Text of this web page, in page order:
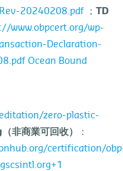
20240208.pdf ； TD
www.obpcert.org/wp-
Declaration-
Ocean Bound
zero-plastic-
（非商業可回收）
：
certification/
gscsintl.org+1